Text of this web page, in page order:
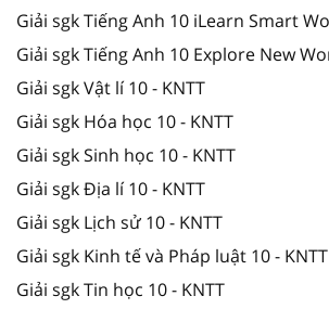
Giải sgk Tiếng Anh 10 iLearn Smart
Giải sgk Tiếng Anh 10 Explore New
Giải sgk Vật lí 10 - KNTT
Giải sgk Hóa học 10 - KNTT
Giải sgk Sinh học 10 - KNTT
Giải sgk Địa lí 10 - KNTT
Giải sgk Lịch sử 10 - KNTT
Giải sgk Kinh tế và Pháp luật 10 - KNTT
Giải sgk Tin học 10 - KNTT